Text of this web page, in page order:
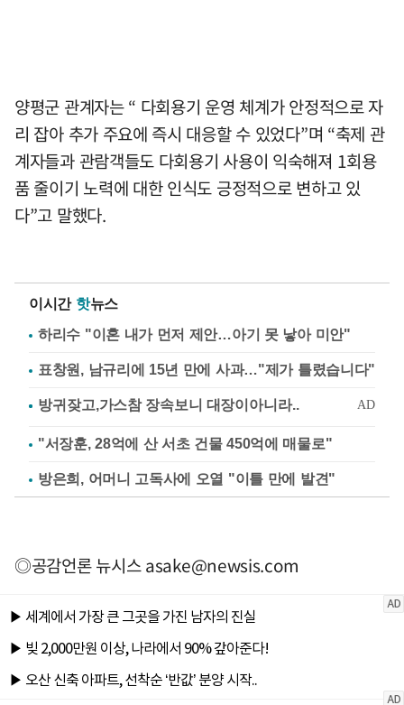
양평군 관계자는 “ 다회용기 운영 체계가 안정적으로 자
리 잡아 추가 주요에 즉시 대응할 수 있었다”며 “축제 관
계자들과 관람객들도 다회용기 사용이 익숙해져 1회용
품 줄이기 노력에 대한 인식도 긍정적으로 변하고 있
다”고 말했다.
이시간 핫뉴스
하리수 "이혼 내가 먼저 제안…아기 못 낳아 미안"
표창원, 남규리에 15년 만에 사과…"제가 틀렸습니다"
"서장훈, 28억에 산 서초 건물 450억에 매물로"
방은희, 어머니 고독사에 오열 "이틀 만에 발견"
◎공감언론 뉴시스asake@newsis.com